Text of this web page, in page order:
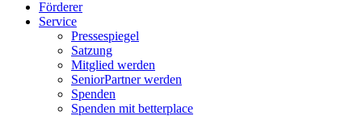
Förderer
Service
Pressespiegel
Satzung
Mitglied werden
SeniorPartner werden
Spenden
Spenden mit betterplace